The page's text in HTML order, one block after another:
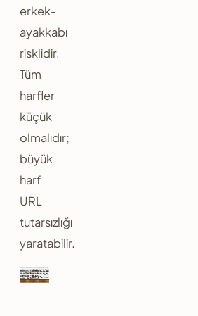
erkek-
ayakkabı
risklidir.
Tüm
harfler
küçük
olmalıdır;
büyük
harf
URL
tutarsızlığı
yaratabilir.